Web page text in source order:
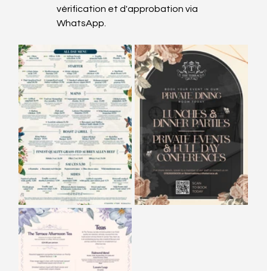
vérification et d'approbation via
WhatsApp.